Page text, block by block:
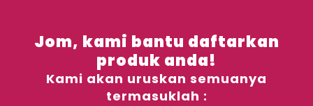
Jom, kami bantu daftarkan
produk anda!
Kami akan uruskan semuanya
termasuklah :